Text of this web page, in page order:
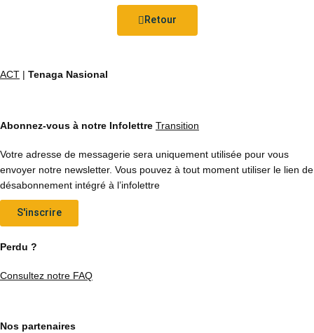
Retour
ACT | Tenaga Nasional
Abonnez-vous à notre Infolettre Transition
Votre adresse de messagerie sera uniquement utilisée pour vous
envoyer notre newsletter. Vous pouvez à tout moment utiliser le lien de
désabonnement intégré à l’infolettre
S'inscrire
Perdu ?
Consultez notre FAQ
Nos partenaires